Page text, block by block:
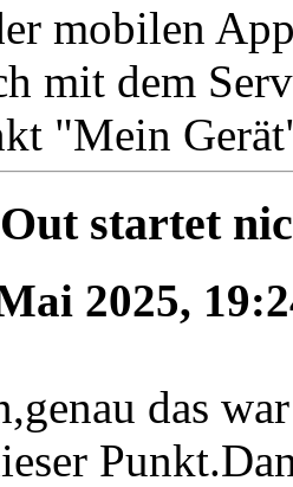
mobilen
mit dem
"Mein
startet
2025,
das